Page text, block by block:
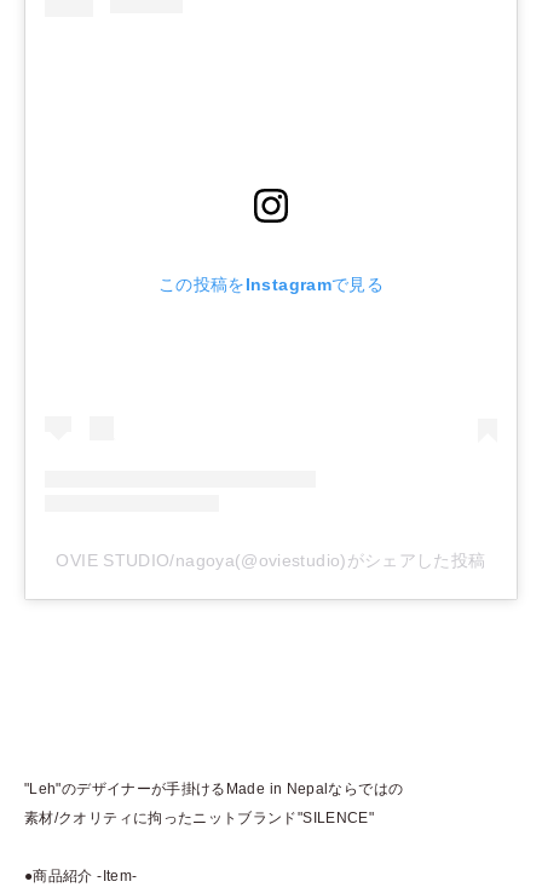
この投稿をInstagramで見る
OVIE STUDIO/nagoya(@oviestudio)がシェアした投稿
"Leh"のデザイナーが手掛けるMade in Nepalならではの
素材/クオリティに拘ったニットブランド"SILENCE"
●商品紹介 -Item-